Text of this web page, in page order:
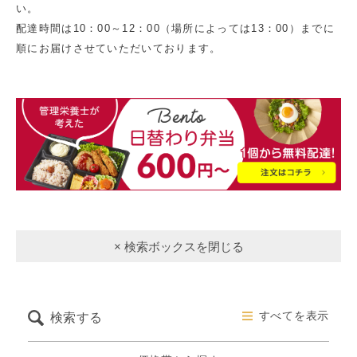
い。
配達時間は10：00～12：00（場所によっては13：00）までに
順にお届けさせていただいております。
× 検索ボックスを閉じる
検索する すべてを表示